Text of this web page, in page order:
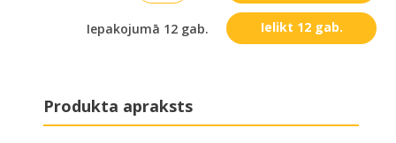
Iepakojumā 12 gab. Ielikt 12 gab.
Produkta apraksts